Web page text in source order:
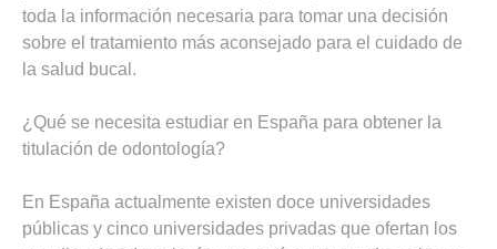
toda la información necesaria para tomar una decisión
sobre el tratamiento más aconsejado para el cuidado de
la salud bucal.
¿Qué se necesita estudiar en España para obtener la
titulación de odontología?
En España actualmente existen doce universidades
públicas y cinco universidades privadas que ofertan los